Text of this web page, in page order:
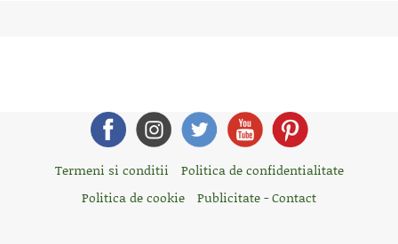
Termeni si conditii
Politica de confidentialitate
Politica de cookie
Publicitate - Contact